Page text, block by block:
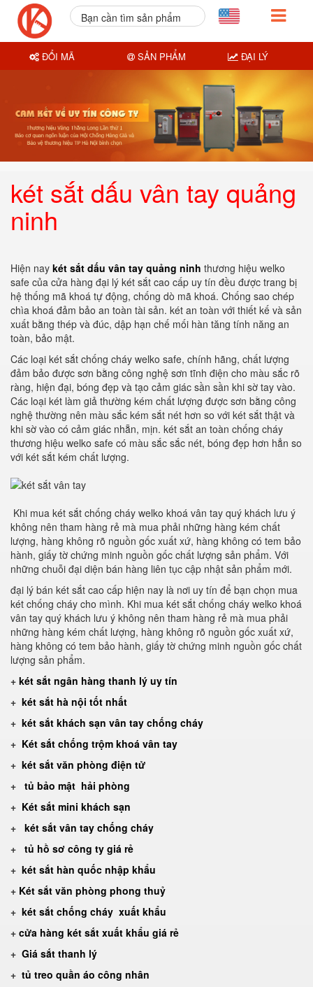
két sắt dấu vân tay quảng
ninh
Hiện nay két sắt dấu vân tay quảng ninh thương hiệu welko
safe của cửa hàng đại lý két sắt cao cấp uy tín đều được trang bị
hệ thống mã khoá tự động, chống dò mã khoá. Chống sao chép
chìa khoá đảm bảo an toàn tài sản. két an toàn với thiết kế và sản
xuất bằng thép và đúc, dập hạn chế mối hàn tăng tính năng an
toàn, bảo mật.
Các loại két sắt chống cháy welko safe, chính hãng, chất lượng
đảm bảo được sơn bằng công nghệ sơn tĩnh điện cho màu sắc rõ
ràng, hiện đại, bóng đẹp và tạo cảm giác sần sần khi sờ tay vào.
Các loại két làm giả thường kém chất lượng được sơn bằng công
nghệ thường nên màu sắc kém sắt nét hơn so với két sắt thật và
khi sờ vào có cảm giác nhẵn, mịn. két sắt an toàn chống cháy
thương hiệu welko safe có màu sắc sắc nét, bóng đẹp hơn hẳn so
với két sắt kém chất lượng.
Khi mua két sắt chống cháy welko khoá vân tay quý khách lưu ý
không nên tham hàng rẻ mà mua phải những hàng kém chất
lượng, hàng không rõ nguồn gốc xuất xứ, hàng không có tem bảo
hành, giấy tờ chứng minh nguồn gốc chất lượng sản phẩm. Với
những chuỗi đại diện bán hàng liên tục cập nhật sản phẩm mới.
đại lý bán két sắt cao cấp hiện nay là nơi uy tín để bạn chọn mua
két chống cháy cho mình. Khi mua két sắt chống cháy welko khoá
vân tay quý khách lưu ý không nên tham hàng rẻ mà mua phải
những hàng kém chất lượng, hàng không rõ nguồn gốc xuất xứ,
hàng không có tem bảo hành, giấy tờ chứng minh nguồn gốc chất
lượng sản phẩm.
+ két sắt ngân hàng thanh lý uy tín
+ két sắt hà nội tốt nhất
+ két sắt khách sạn vân tay chống cháy
+ Két sắt chống trộm khoá vân tay
+ két sắt văn phòng điện tử
+ tủ bảo mật hải phòng
+ Két sắt mini khách sạn
+ két sắt vân tay chống cháy
+ tủ hồ sơ công ty giá rẻ
+ két sắt hàn quốc nhập khẩu
+ Két sắt văn phòng phong thuỷ
+ két sắt chống cháy xuất khẩu
+ cửa hàng két sắt xuất khẩu giá rẻ
+ Giá sắt thanh lý
+ tủ treo quần áo công nhân
Bạn cần tìm sản phẩm
ĐỔI MÃ SẢN PHẨM ĐẠI LÝ